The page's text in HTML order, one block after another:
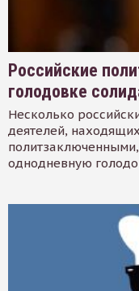
Российские
голодовке
Несколько
деятелей,
однодневную